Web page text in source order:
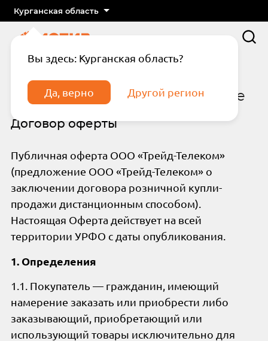
Курганская область
Вы здесь: Курганская область?
Да, верно Другой регион
Пользовательское соглашение
Договор оферты
Публичная оферта ООО «Трейд-Телеком»
(предложение ООО «Трейд-Телеком» о
заключении договора розничной купли-
продажи дистанционным способом).
Настоящая Оферта действует на всей
территории УРФО с даты опубликования.
1. Определения
1.1. Покупатель — гражданин, имеющий
намерение заказать или приобрести либо
заказывающий, приобретающий или
использующий товары исключительно для
Подтвердите телефон
Отправить код по СМС
Введите код из СМС
сек.